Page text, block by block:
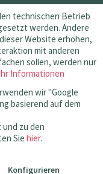
technischen Betrieb
werden. Andere
Website erhöhen,
mit anderen
sollen, werden nur
Informationen
wir "Google
basierend auf dem
zu den
Sie hier.
Konfigurieren
ⓘ